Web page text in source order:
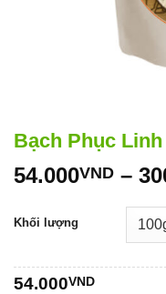
Bạch Phục
54.000VND –
Khối lượng
54.000VND